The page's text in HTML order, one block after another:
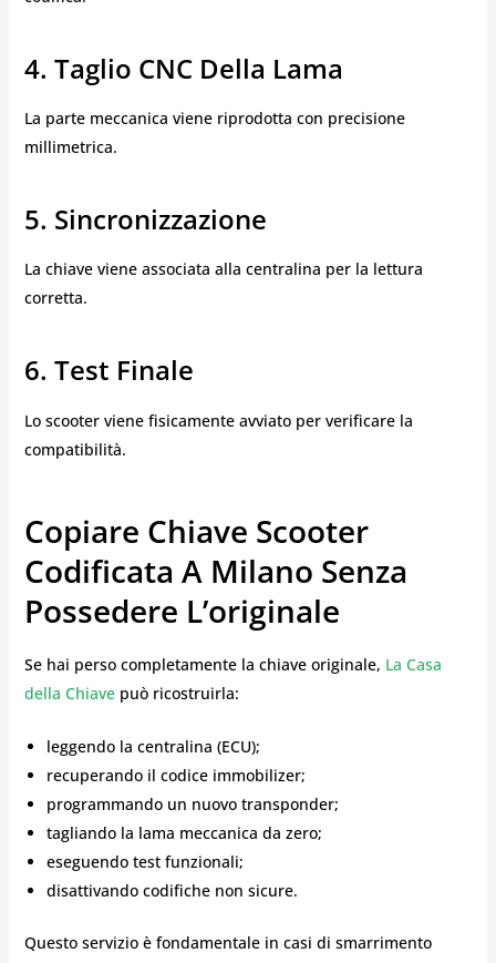
4. Taglio CNC Della Lama
La parte meccanica viene riprodotta con precisione
millimetrica.
5. Sincronizzazione
La chiave viene associata alla centralina per la lettura
corretta.
6. Test Finale
Lo scooter viene fisicamente avviato per verificare la
compatibilità.
Copiare Chiave Scooter
Codificata A Milano Senza
Possedere L’originale
Se hai perso completamente la chiave originale, La Casa
della Chiavepuò ricostruirla:
leggendo la centralina (ECU);
recuperando il codice immobilizer;
programmando un nuovo transponder;
tagliando la lama meccanica da zero;
eseguendo test funzionali;
disattivando codifiche non sicure.
Questo servizio è fondamentale in casi di smarrimento